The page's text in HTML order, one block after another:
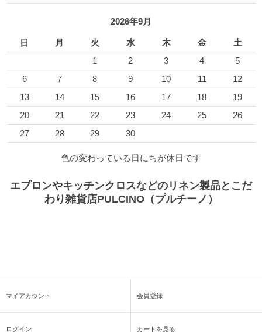
2026年9月
日 月 火 水 木 金
土
1
2 3 4
5
6
7 8 9 10 11
12
13
14 15 16 17 18
19
20
21 22 23 24 25
26
27
28 29 30
色の変わっている日にちが休日です
エプロンやキッチンクロスなどのリネン製品とこだ
わり雑貨店PULCINO（プルチーノ）
マイアカウント 会員登録
ログイン カートを見る